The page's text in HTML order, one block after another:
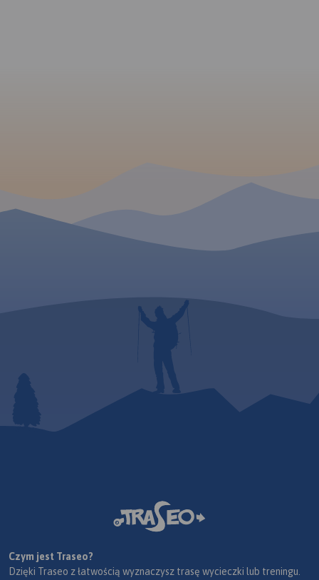
Czym jest Traseo?
Dzięki Traseo z łatwością wyznaczysz trasę wycieczki lub treningu.